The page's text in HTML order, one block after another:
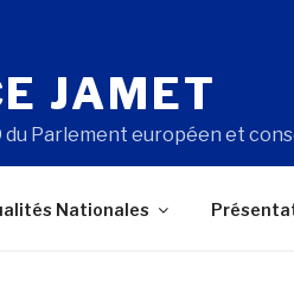
JAMET
du Parlement européen et
Nationales